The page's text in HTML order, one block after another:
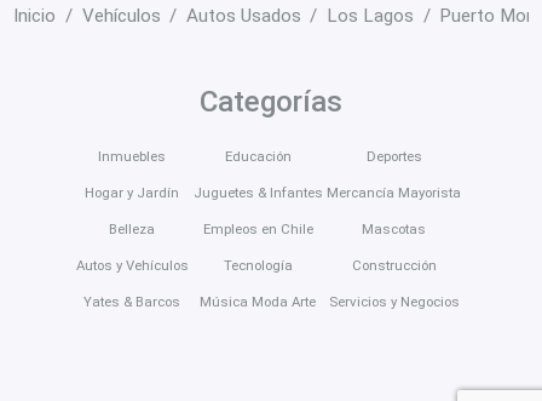
Inicio Vehículos Autos Usados Los Lagos Puerto
Categorías
Inmuebles
Hogar y Jardín
Belleza
Autos y Vehículos
Yates & Barcos
Educación
Juguetes & Infantes
Empleos en Chile
Tecnología
Música Moda Arte
Deportes
Mercancía Mayorista
Mascotas
Construcción
Servicios y Negocios